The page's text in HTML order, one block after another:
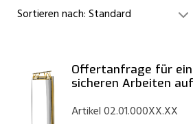
Sortieren nach:Standard
Offertanfrage für
sicheren Arbeiten
Artikel 02.01.000XX.XX